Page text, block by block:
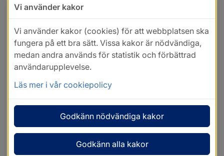
Vi använder kakor
Vi använder kakor (cookies) för att webbplatsen ska
fungera på ett bra sätt. Vissa kakor är nödvändiga,
medan andra används för statistik och förbättrad
användarupplevelse.
Läs mer i vår cookiepolicy
Godkänn nödvändiga kakor
Godkänn alla kakor